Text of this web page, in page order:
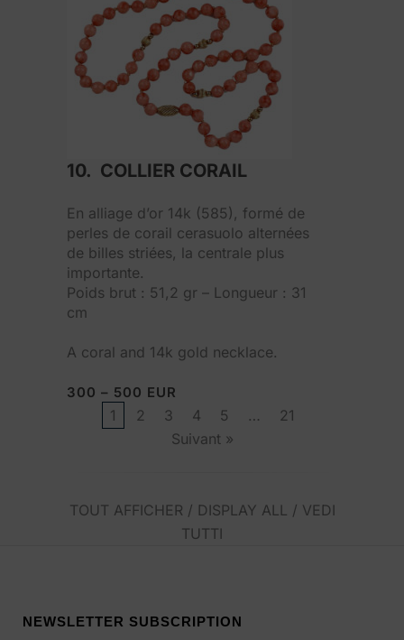
10. COLLIER CORAIL
En alliage d’or 14k (585), formé de
perles de corail cerasuolo alternées
de billes striées, la centrale plus
importante.
Poids brut : 51,2 gr – Longueur : 31
cm
A coral and 14k gold necklace.
300 – 500 EUR
1 2 3 4 5 …
21
Suivant »
TOUT AFFICHER / DISPLAY ALL / VEDI
TUTTI
NEWSLETTER SUBSCRIPTION